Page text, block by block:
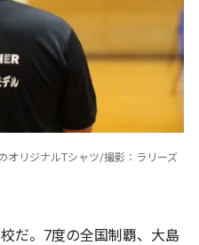
オリジナルTシャツ/撮影：ラリーズ
だ。7度の全国制覇、大島